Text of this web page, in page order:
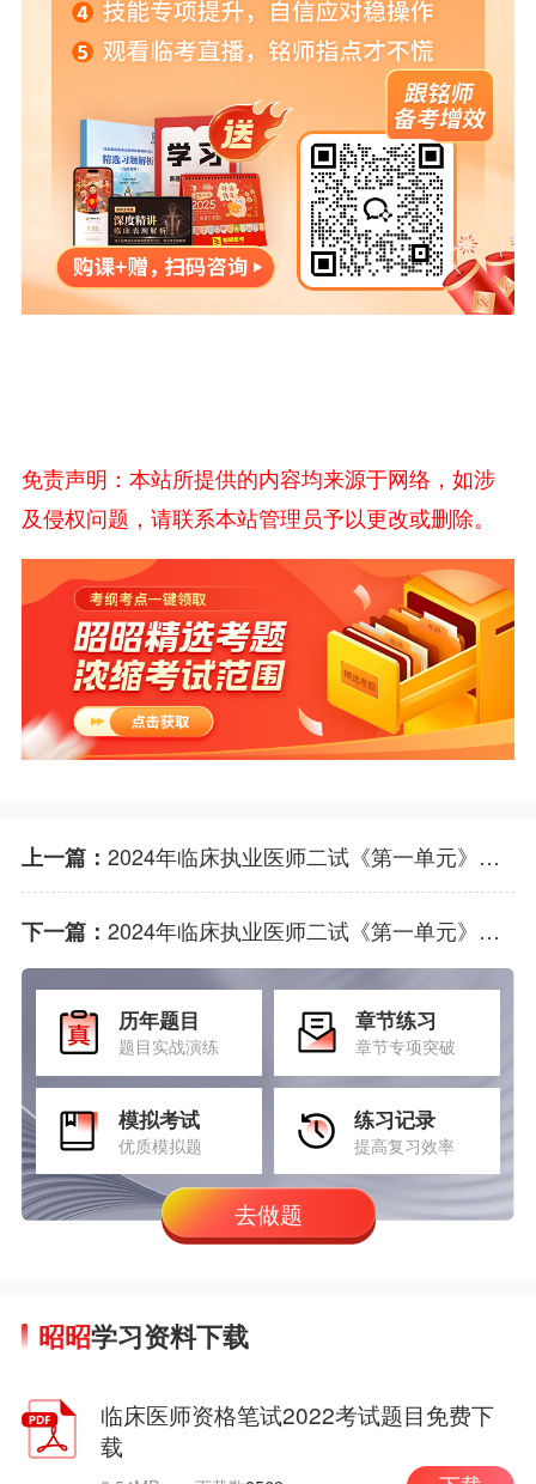
免责声明：本站所提供的内容均来源于网络，如涉
及侵权问题，请联系本站管理员予以更改或删除。
上一篇： 2024年临床执业医师二试《第一单元》试题考点：硝普钠的作用是
下一篇： 2024年临床执业医师二试《第一单元》试题考点：乳腺癌最常见的病理组织学类型是哪项。
历年题目
题目实战演练
章节练习
章节专项突破
模拟考试
优质模拟题
练习记录
提高复习效率
去做题
昭昭学习资料下载
临床医师资格笔试2022考试题目免费下
载